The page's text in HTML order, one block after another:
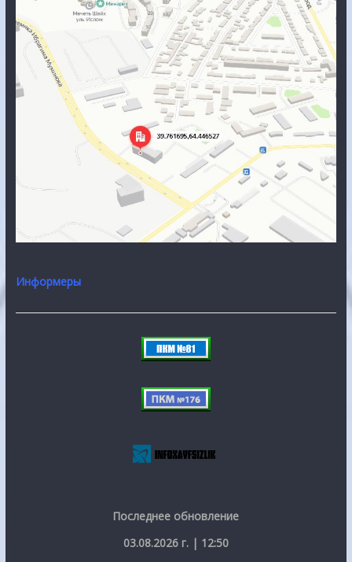
Информеры
Последнее обновление
03.08.2026 г. | 12:50